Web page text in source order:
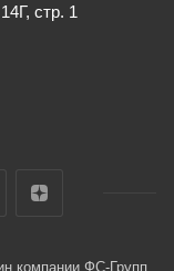
стр. 1
компании ФС-Групп